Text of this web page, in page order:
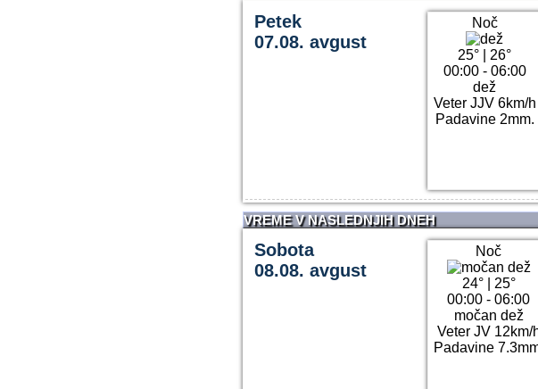
Petek
07.08. avgust
Noč
25°
26°
00:00 - 06:00
dež
Veter JJV 6km/h
Padavine 2mm.
VREME V NASLEDNJIH DNEH
Sobota
08.08. avgust
Noč
24°| 25°
00:00 - 06:00
močan dež
Veter JV 12km/
Padavine